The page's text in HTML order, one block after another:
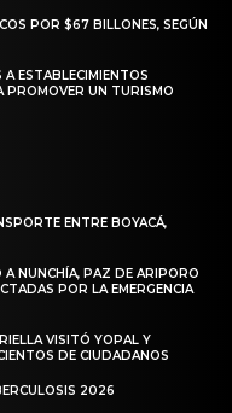
POR $67 BILLONES, SEGÚN
ESTABLECIMIENTOS
PROMOVER UN TURISMO
ENTRE BOYACÁ,
NUNCHÍA, PAZ DE ARIPORO
POR LA EMERGENCIA
VISITÓ YOPAL Y
DE CIUDADANOS
2026